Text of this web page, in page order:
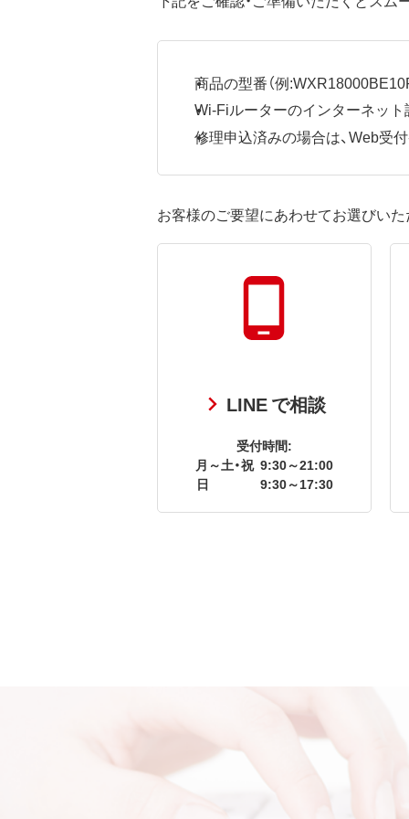
商品の型番（例
Wi-Fiルーターのインターネッ
修理申込済みの場合は、Web受付
お客様のご要望にあわせてお選びい
LINE で相談
受付時間:
月～土・祝 9:30～21:00
日
9:30～17:30